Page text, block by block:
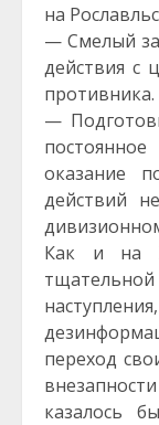
на
— Смелый
действия с
противника.
—
оказание
действий
Как и на
переход
казалось